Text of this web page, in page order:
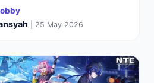
| 25 May 2026